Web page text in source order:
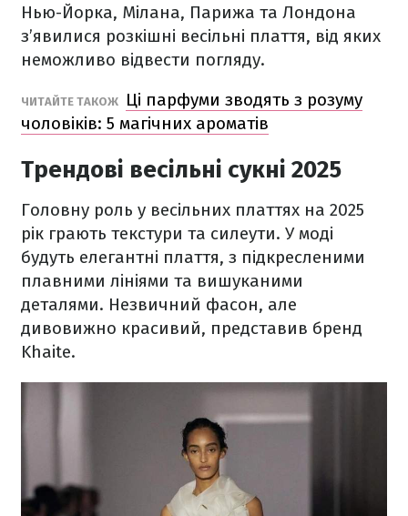
Нью-Йорка, Мілана, Парижа та Лондона
з’явилися розкішні весільні плаття, від яких
неможливо відвести погляду.
ЧИТАЙТЕ ТАКОЖ
Ці парфуми зводять з розуму
чоловіків: 5 магічних ароматів
Трендові весільні сукні 2025
Головну роль у весільних платтях на 2025
рік грають текстури та силеути. У моді
будуть елегантні плаття, з підкресленими
плавними лініями та вишуканими
деталями. Незвичний фасон, але
дивовижно красивий, представив бренд
Khaite.